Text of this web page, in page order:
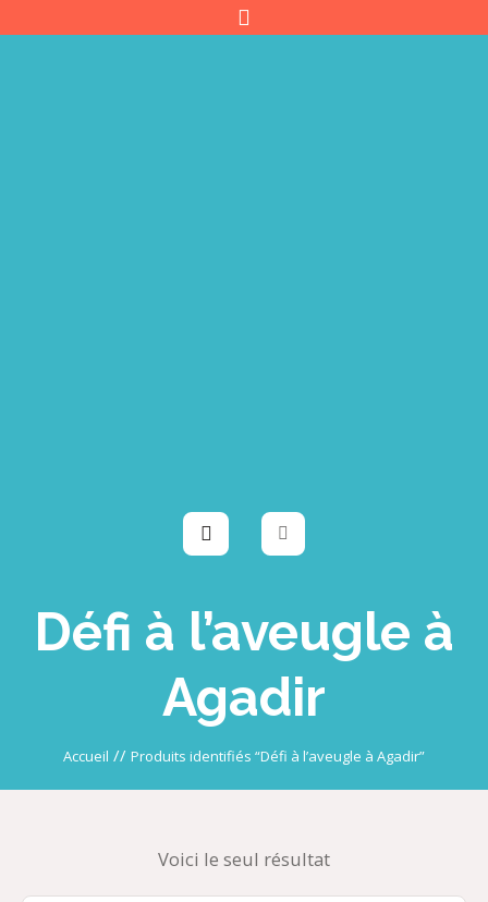
Défi à l’aveugle à
Agadir
Accueil // Produits identifiés “Défi à l’aveugle à Agadir”
Voici le seul résultat